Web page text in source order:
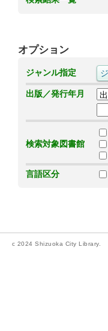
オプション
ジャンル指定
出版／発行年月
検索対象図書館
言語区分
c 2024 Shizuoka City Library.